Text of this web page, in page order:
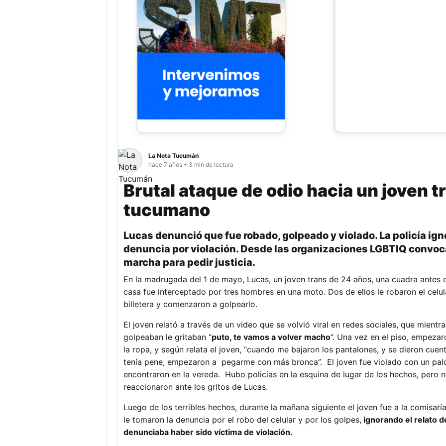
La Nota Tucumán
hace 7 años • 3 min de lectura
Brutal ataque de odio hacia un joven
tucumano
Lucas denunció que fue robado, golpeado y violado. La policía
denuncia por violación. Desde las organizaciones LGBTIQ
marcha para pedir justicia.
En la madrugada del 1 de mayo, Lucas, un joven trans de 24 años, una cuadra antes
casa fue interceptado por tres hombres en una moto. Dos de ellos le robaron el
billetera y comenzaron a golpearlo.
El joven relató a través de un video que se volvió viral en redes sociales, que
golpeaban le gritaban “puto, te vamos a volver macho”. Una vez en el piso,
la ropa, y según relata el joven, “cuando me bajaron los pantalones, y se dieron
tenía pene, empezaron a pegarme con más bronca”. El joven fue violado con un
encontraron en la vereda. Hubo policías en la esquina de lugar de los hechos, pero
reaccionaron ante los gritos de Lucas.
Luego de los terribles hechos, durante la mañana siguiente el joven fue a la
le tomaron la denuncia por el robo del celular y por los golpes, ignorando el relato
denunciaba haber sido víctima de violación.